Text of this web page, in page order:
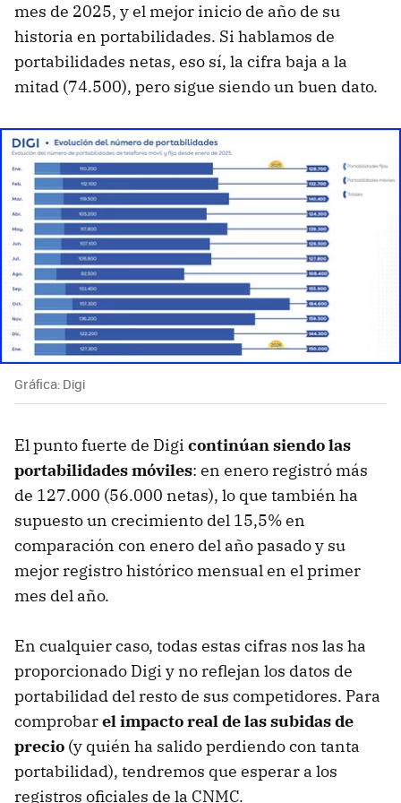
mes de 2025, y el mejor inicio de año de su
historia en portabilidades. Si hablamos de
portabilidades netas, eso sí, la cifra baja a la
mitad (74.500), pero sigue siendo un buen dato.
Gráfica: Digi
El punto fuerte de Digi continúan siendolas
portabilidades móviles: en enero registró más
de 127.000 (56.000 netas), lo que también ha
supuesto un crecimiento del 15,5% en
comparación con enero del año pasado y su
mejor registro histórico mensual en el primer
mes del año.
En cualquier caso, todas estas cifras nos las ha
proporcionado Digi y no reflejan los datos de
portabilidad del resto de sus competidores. Para
comprobarel impacto real de las subidas de
precio (y quién ha salido perdiendo con tanta
portabilidad), tendremos que esperar a los
registros oficiales de la CNMC.